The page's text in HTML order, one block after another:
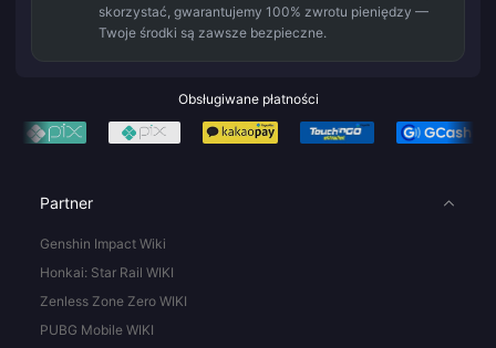
skorzystać, gwarantujemy 100% zwrotu pieniędzy —
Twoje środki są zawsze bezpieczne.
Obsługiwane płatności
Partner
Genshin Impact Wiki
Honkai: Star Rail WIKI
Zenless Zone Zero WIKI
PUBG Mobile WIKI